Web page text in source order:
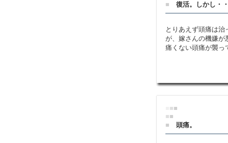
■
復活。しかし・
とりあえず頭痛は治
が、嫁さんの機嫌
痛くない頭痛が襲っ
■■
■■
■
頭痛。